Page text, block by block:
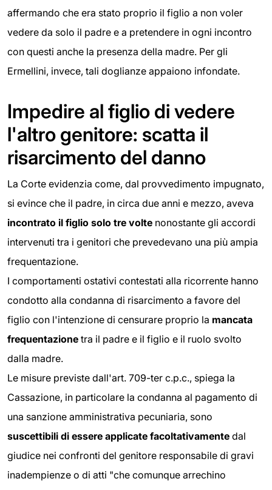
affermando che era stato proprio il figlio a non voler
vedere da solo il padre e a pretendere in ogni incontro
con questi anche la presenza della madre. Per gli
Ermellini, invece, tali doglianze appaiono infondate.
Impedire al figlio di vedere
l'altro genitore: scatta il
risarcimento del danno
La Corte evidenzia come, dal provvedimento impugnato,
si evince che il padre, in circa due anni e mezzo, aveva
incontrato il figlio solo tre volte nonostante gli accordi
intervenuti tra i genitori che prevedevano una più ampia
frequentazione.
I comportamenti ostativi contestati alla ricorrente hanno
condotto alla condanna di risarcimento a favore del
figlio con l'intenzione di censurare proprio la mancata
frequentazione tra il padre e il figlio e il ruolo svolto
dalla madre.
Le misure previste dall'art. 709-ter c.p.c., spiega la
Cassazione, in particolare la condanna al pagamento di
una sanzione amministrativa pecuniaria, sono
suscettibili di essere applicate facoltativamente dal
giudice nei confronti del genitore responsabile di gravi
inadempienze o di atti "che comunque arrechino